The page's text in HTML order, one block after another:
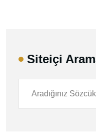
Siteiçi